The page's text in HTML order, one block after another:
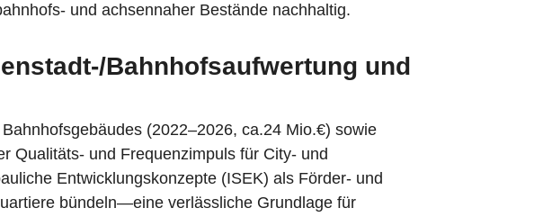
und achsennaher Bestände nachhaltig.
Bahnhofsaufwertung und
(2022–2026, ca.24 Mio.€) sowie
Qualitäts- und Frequenzimpuls für City‑ und
Entwicklungskonzepte (ISEK) als Förder‑ und
bündeln—eine verlässliche Grundlage für